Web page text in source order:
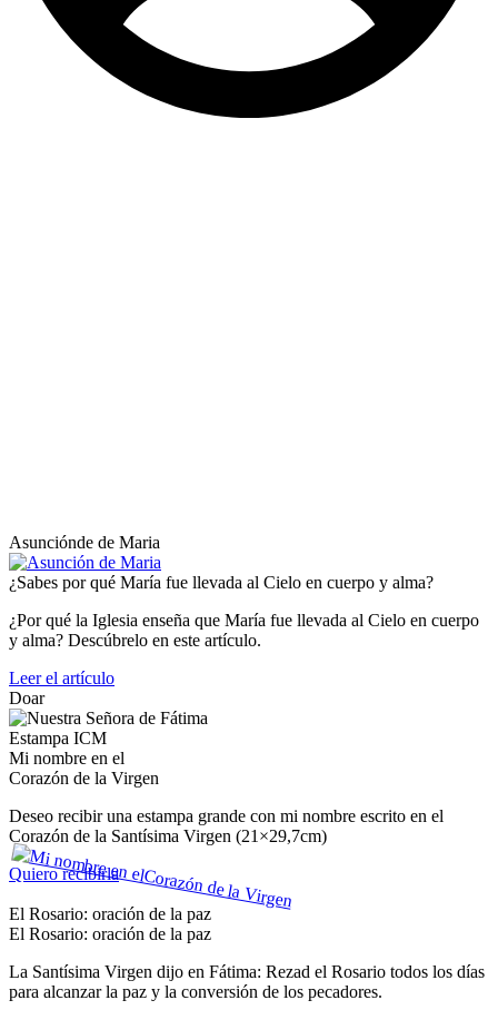
Asunciónde de Maria
¿Sabes por qué María fue llevada al Cielo en cuerpo y alma?
¿Por qué la Iglesia enseña que María fue llevada al Cielo en cuerpo
y alma? Descúbrelo en este artículo.
Leer el artículo
Doar
Estampa ICM
Mi nombre en el
Corazón de la Virgen
Deseo recibir una estampa grande con mi nombre escrito en el
Corazón de la Santísima Virgen (21×29,7cm)
Quiero recibirla
El Rosario: oración de la paz
El Rosario: oración de la paz
La Santísima Virgen dijo en Fátima: Rezad el Rosario todos los días
para alcanzar la paz y la conversión de los pecadores.